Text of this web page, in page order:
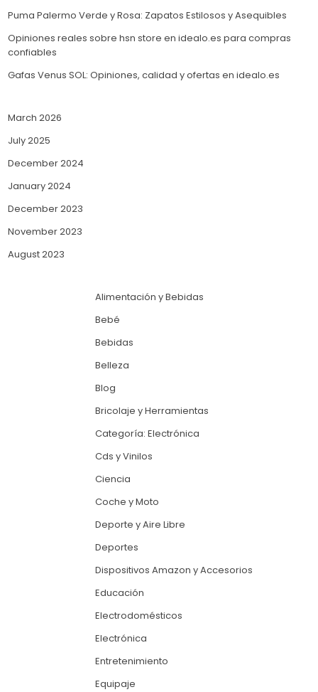
Puma Palermo Verde y Rosa: Zapatos Estilosos y Asequibles
Opiniones reales sobre hsn store en idealo.es para compras
confiables
Gafas Venus SOL: Opiniones, calidad y ofertas en idealo.es
March 2026
July 2025
December 2024
January 2024
December 2023
November 2023
August 2023
Alimentación y Bebidas
Bebé
Bebidas
Belleza
Blog
Bricolaje y Herramientas
Categoría: Electrónica
Cds y Vinilos
Ciencia
Coche y Moto
Deporte y Aire Libre
Deportes
Dispositivos Amazon y Accesorios
Educación
Electrodomésticos
Electrónica
Entretenimiento
Equipaje